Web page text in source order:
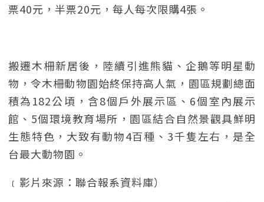
票40元，半票20元，每人每次限購4張。
搬遷木柵新居後，陸續引進熊貓、企鵝等明星動
物，令木柵動物園始終保持高人氣，園區規劃總面
積為182公頃，含8個戶外展示區、6個室內展示
館、5個環境教育場所，園區結合自然景觀具鮮明
生態特色，大致有動物4百種、3千隻左右，是全
台最大動物園。
﹝影片來源：聯合報系資料庫）